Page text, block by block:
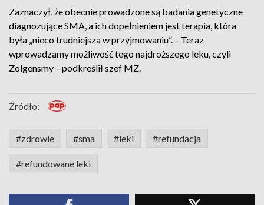
Zaznaczył, że obecnie prowadzone są badania genetyczne
diagnozujące SMA, a ich dopełnieniem jest terapia, która
była „nieco trudniejsza w przyjmowaniu”. – Teraz
wprowadzamy możliwość tego najdroższego leku, czyli
Zolgensmy – podkreślił szef MZ.
Źródło:
#zdrowie #sma #leki #refundacja
#refundowane leki